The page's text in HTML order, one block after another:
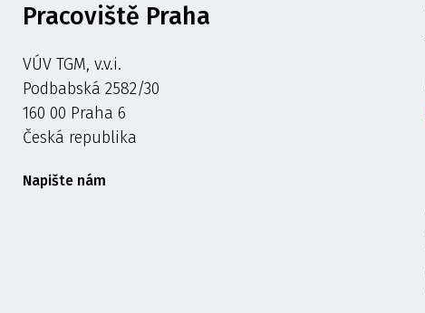
Pracoviště Praha
VÚV TGM, v.v.i.
Podbabská 2582/30
160 00 Praha 6
Česká republika
Napište nám